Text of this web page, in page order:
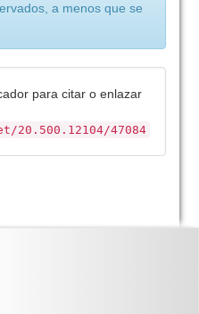
a menos que se
para citar o enlazar
47084